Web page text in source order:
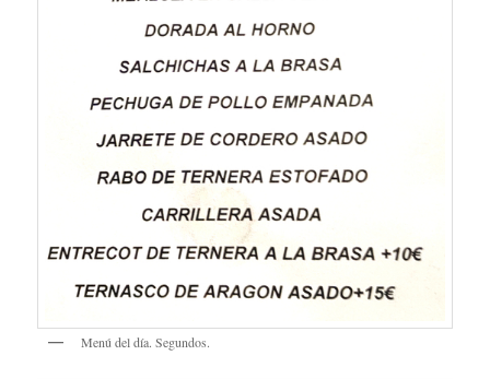
Menú del día. Segundos.